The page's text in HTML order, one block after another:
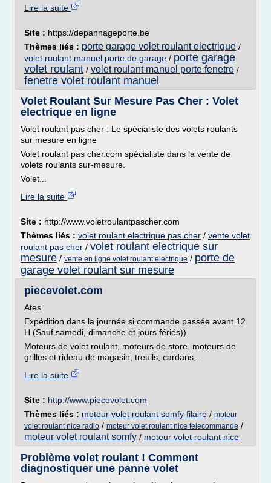
Lire la suite
Site : https://depannageporte.be
Thèmes liés : porte garage volet roulant electrique /
volet roulant manuel porte de garage / porte garage
volet roulant / volet roulant manuel porte fenetre /
fenetre volet roulant manuel
Volet Roulant Sur Mesure Pas Cher : Volet
electrique en ligne
Volet roulant pas cher : Le spécialiste des volets roulants
sur mesure en ligne
Volet roulant pas cher.com spécialiste dans la vente de
volets roulants sur-mesure.
Volet...
Lire la suite
Site : http://www.voletroulantpascher.com
Thèmes liés : volet roulant electrique pas cher / vente volet
roulant pas cher / volet roulant electrique sur
mesure / vente en ligne volet roulant electrique / porte de
garage volet roulant sur mesure
piecevolet.com
Ates
Expédition dans la journée si commande passée avant 12
H (Sauf samedi, dimanche et jours fériés))
Moteurs de volet roulant, moteurs de store, moteurs de
grilles et rideau de magasin, treuils, cardans,...
Lire la suite
Site : http://www.piecevolet.com
Thèmes liés : moteur volet roulant somfy filaire / moteur
volet roulant nice radio / moteur volet roulant nice telecommande /
moteur volet roulant somfy / moteur volet roulant nice
Problème volet roulant ! Comment
diagnostiquer une panne volet